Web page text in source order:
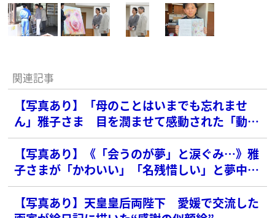
関連記事
【写真あり】「母のことはいまでも忘れませ
ん」雅子さま 目を潤ませて感動された「動物
画家の言葉」
【写真あり】《「会うのが夢」と涙ぐみ…》雅
子さまが「かわいい」「名残惜しい」と夢中に
なった「超有名動物」
【写真あり】天皇皇后両陛下 愛媛で交流した